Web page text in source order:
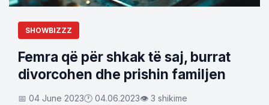
SHOWBIZZZ
Femra që për shkak të saj, burrat
divorcohen dhe prishin familjen
📅 04 June 2023🕐 04.06.2023👁 3 shikime